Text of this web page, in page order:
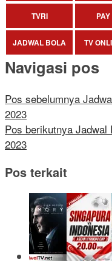
TVRI
JADWAL BOLA
TV
Navigasi pos
Pos sebelumnya
2023
Pos berikutnya Jadwal
2023
Pos terkait